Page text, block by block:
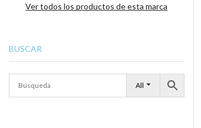
Ver todos los productos de esta marca
BUSCAR
All